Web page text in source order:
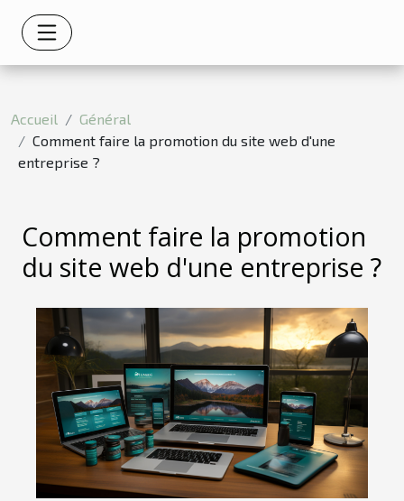
Accueil
Général
Comment faire la promotion du site web d'une
entreprise ?
Comment faire la promotion
du site web d'une entreprise ?